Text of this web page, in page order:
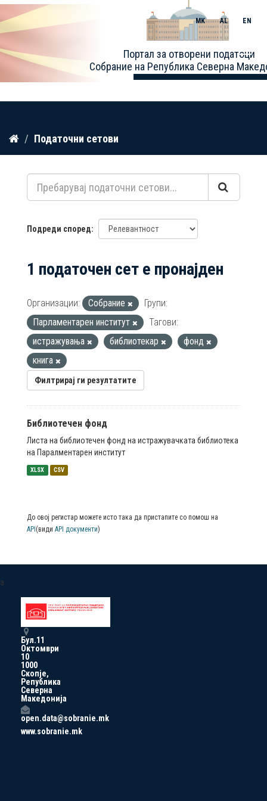
Прескокнете
содржина
Портал за отворени податоци
Собрание на Република Северна
MK AL EN
Toggle
Податочни сетови
Подреди според
1 податочен сет е пронајден
Организации: Собрание
Групи:
Парламентарен институт
Тагови:
истражувања
библиотекар
фонд
книга
Филтрирај ги резултатите
Библиотечен фонд
Листа на библиотечен фонд на истражувачката библиотека
на Паралментарен институт
XLSX CSV
До овој регистар можете исто така да пристапите со помош на
API (види API документи)
a
Бул.11
Октомври
10
1000
Скопје,
Република
Северна
Македонија
open.data@sobranie.mk
www.sobranie.mk